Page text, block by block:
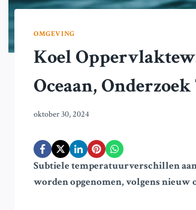
OMGEVING
Koel
Oceaan,
oktober 30, 2024
Subtiele temperatuurverschillen
worden opgenomen, volgens nieuw